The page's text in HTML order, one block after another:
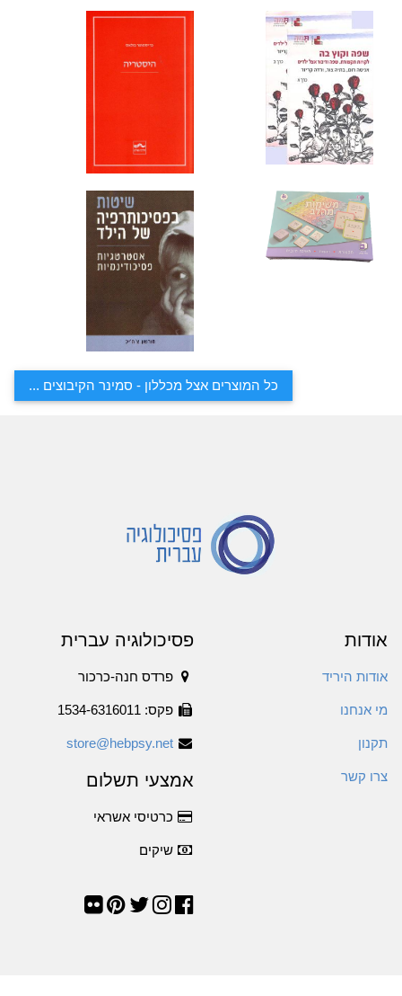
כל המוצרים אצל מכללון - סמינר הקיבוצים ...
אודות
אודות היריד
מי אנחנו
תקנון
צרו קשר
פסיכולוגיה עברית
פרדס חנה-כרכור
פקס: 1534-6316011
store@hebpsy.net
אמצעי תשלום
כרטיסי אשראי
שיקים